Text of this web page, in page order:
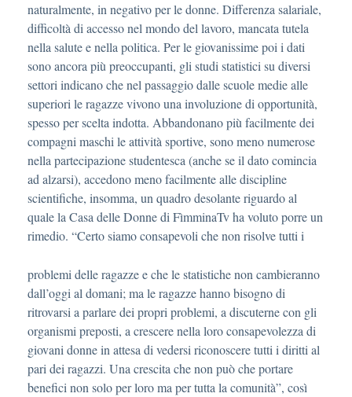
naturalmente, in negativo per le donne. Differenza salariale,
difficoltà di accesso nel mondo del lavoro, mancata tutela
nella salute e nella politica. Per le giovanissime poi i dati
sono ancora più preoccupanti, gli studi statistici su diversi
settori indicano che nel passaggio dalle scuole medie alle
superiori le ragazze vivono una involuzione di opportunità,
spesso per scelta indotta. Abbandonano più facilmente dei
compagni maschi le attività sportive, sono meno numerose
nella partecipazione studentesca (anche se il dato comincia
ad alzarsi), accedono meno facilmente alle discipline
scientifiche, insomma, un quadro desolante riguardo al
quale la Casa delle Donne di FìmminaTv ha voluto porre un
rimedio. “Certo siamo consapevoli che non risolve tutti i
problemi delle ragazze e che le statistiche non cambieranno
dall’oggi al domani; ma le ragazze hanno bisogno di
ritrovarsi a parlare dei propri problemi, a discuterne con gli
organismi preposti, a crescere nella loro consapevolezza di
giovani donne in attesa di vedersi riconoscere tutti i diritti al
pari dei ragazzi. Una crescita che non può che portare
benefici non solo per loro ma per tutta la comunità”, così